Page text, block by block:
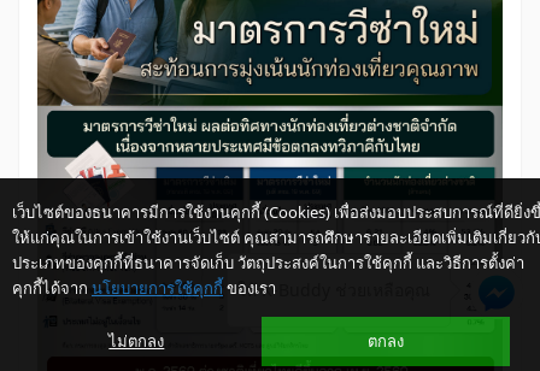
เว็บไซต์ของธนาคารมีการใช้งานคุกกี้ (Cookies) เพื่อส่งมอบประสบการณ์ที่ดียิ่ง
ให้แก่คุณในการเข้าใช้งานเว็บไซต์ คุณสามารถศึกษารายละเอียดเพิ่มเติมเกี่ยวกั
ประเภทของคุกกี้ที่ธนาคารจัดเก็บ วัตถุประสงค์ในการใช้คุกกี้ และวิธีการตั้งค่า
คุกกี้ได้จาก นโยบายการใช้คุกกี้ ของเรา
ไม่ตกลง ตกลง
ให้ K-Buddy ช่วยเหลือคุณ